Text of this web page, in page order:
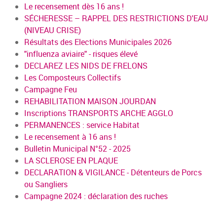
Le recensement dès 16 ans !
SÉCHERESSE – RAPPEL DES RESTRICTIONS D'EAU
(NIVEAU CRISE)
Résultats des Elections Municipales 2026
"influenza aviaire" - risques élevé
DECLAREZ LES NIDS DE FRELONS
Les Composteurs Collectifs
Campagne Feu
REHABILITATION MAISON JOURDAN
Inscriptions TRANSPORTS ARCHE AGGLO
PERMANENCES : service Habitat
Le recensement à 16 ans !
Bulletin Municipal N°52 - 2025
LA SCLEROSE EN PLAQUE
DECLARATION & VIGILANCE - Détenteurs de Porcs
ou Sangliers
Campagne 2024 : déclaration des ruches